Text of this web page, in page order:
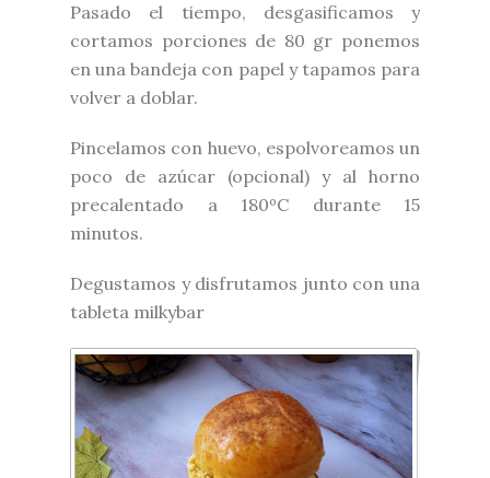
Pasado el tiempo, desgasificamos y
cortamos porciones de 80 gr ponemos
en una bandeja con papel y tapamos para
volver a doblar.
Pincelamos con huevo, espolvoreamos un
poco de azúcar (opcional) y al horno
precalentado a 180ºC durante 15
minutos.
Degustamos y disfrutamos junto con una
tableta milkybar